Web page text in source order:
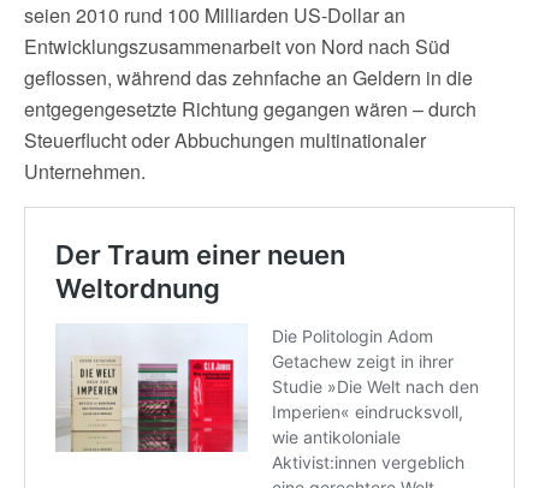
seien 2010 rund 100 Milliarden US-Dollar an
Entwicklungszusammenarbeit von Nord nach Süd
geflossen, während das zehnfache an Geldern in die
entgegengesetzte Richtung gegangen wären – durch
Steuerflucht oder Abbuchungen multinationaler
Unternehmen.